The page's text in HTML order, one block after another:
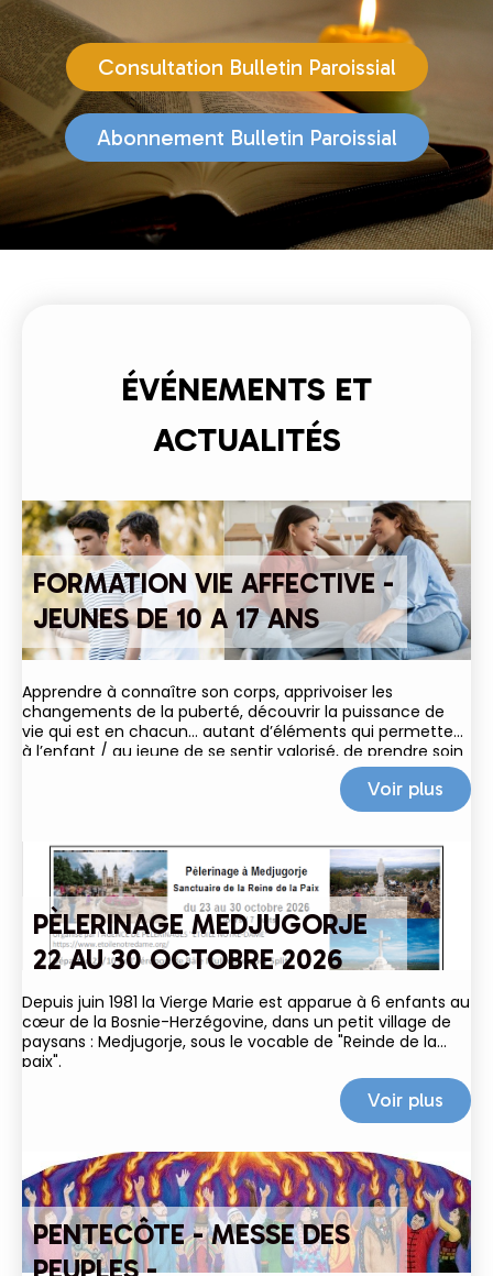
Consultation Bulletin Paroissial
Abonnement Bulletin Paroissial
ÉVÉNEMENTS ET
ACTUALITÉS
FORMATION VIE AFFECTIVE -
JEUNES DE 10 A 17 ANS
Apprendre à connaître son corps, apprivoiser les
changements de la puberté, découvrir la puissance de
vie qui est en chacun… autant d’éléments qui permettent
à l’enfant / au jeune de se sentir valorisé, de prendre soin
Voir plus
PÈLERINAGE MEDJUGORJE
22 AU 30 OCTOBRE 2026
Depuis juin 1981 la Vierge Marie est apparue à 6 enfants au
cœur de la Bosnie-Herzégovine, dans un petit village de
paysans : Medjugorje, sous le vocable de "Reinde de la
paix".
Voir plus
PENTECÔTE - MESSE DES